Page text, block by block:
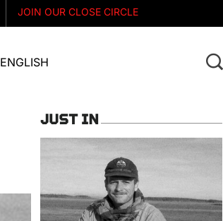
FOLLOW ON INSTAGRAM
JOIN OUR CLOSE CIRCLE
ENGLISH
JUST IN